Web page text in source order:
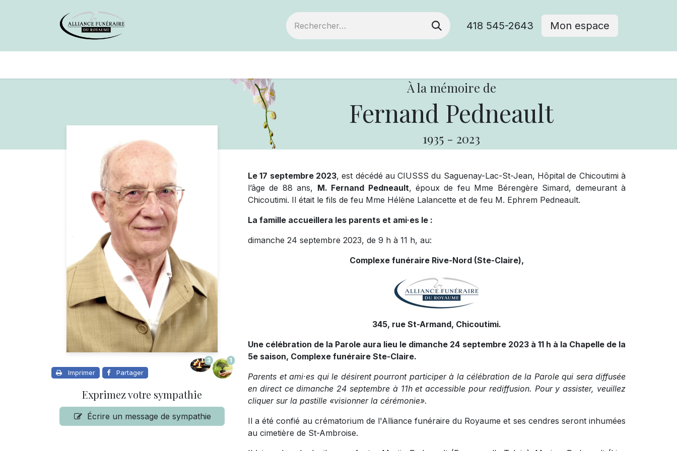
418 545-2643 Mon espace
À la mémoire de
Fernand Pedneault
1935 - 2023
Imprimer Partager
3 1
Exprimez votre sympathie
Écrire un message de sympathie
Le 17 septembre 2023, est décédé au CIUSSS du Saguenay-Lac-St-Jean, Hôpital de Chicoutimi à
l’âge de 88 ans, M. Fernand Pedneault, époux de feu Mme Bérengère Simard, demeurant à
Chicoutimi. Il était le fils de feu Mme Hélène Lalancette et de feu M. Ephrem Pedneault.
La famille accueillera les parents et ami·es le :
dimanche 24 septembre 2023, de 9 h à 11 h, au:
Complexe funéraire Rive-Nord (Ste-Claire),
345, rue St-Armand, Chicoutimi.
Une célébration de la Parole aura lieu le dimanche 24 septembre 2023 à 11 h à la Chapelle de la
5e saison, Complexe funéraire Ste-Claire.
Parents et ami·es qui le désirent pourront participer à la célébration de la Parole qui sera diffusée
en direct ce dimanche 24 septembre à 11h et accessible pour rediffusion. Pour y assister, veuillez
cliquer sur la pastille «visionner la cérémonie».
Il a été confié au crématorium de l'Alliance funéraire du Royaume et ses cendres seront inhumées
au cimetière de St-Ambroise.